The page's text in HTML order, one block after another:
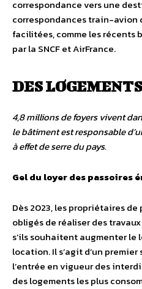
correspondance vers une
correspondances train-avion
facilitées, comme les récents
par la SNCF et AirFrance.
DES
4,8 millions de foyers vivent
le bâtiment est responsable
à effet de serre du pays.
Gel du loyer des passoires
Dès 2023, les propriétaires
obligés de réaliser des
s’ils souhaitent augmenter le
location. Il s’agit d’un
l’entrée en vigueur des
des logements les plus